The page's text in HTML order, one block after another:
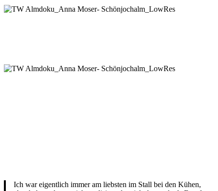
Ich war eigentlich immer am liebsten im Stall bei den Kühen,